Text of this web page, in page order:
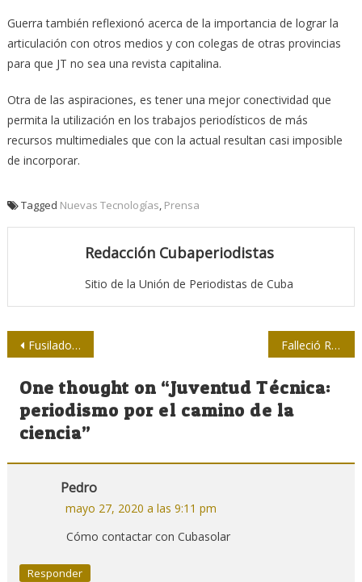
Guerra también reflexionó acerca de la importancia de lograr la
articulación con otros medios y con colegas de otras provincias
para que JT no sea una revista capitalina.
Otra de las aspiraciones, es tener una mejor conectividad que
permita la utilización en los trabajos periodísticos de más
recursos multimediales que con la actual resultan casi imposible
de incorporar.
Tagged Nuevas Tecnologías Prensa
Redacción Cubaperiodistas
Sitio de la Unión de Periodistas de Cuba
Navegación
de
entradas
Fusilados, y redivivos (+ galería de fotos y trailer de Inocencia) Falleció Rigoberto López, director de cine cubano
One thought on “Juventud Técnica:
periodismo por el camino de la
ciencia”
Pedro
mayo 27, 2020 a las 9:11 pm
Cómo contactar con Cubasolar
Responder